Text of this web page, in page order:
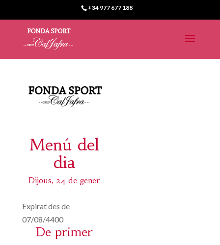
+34 977 677 188
Menú del
dia
Dijous, 24 de gener
Expirat des de
07/08/4400
De primer